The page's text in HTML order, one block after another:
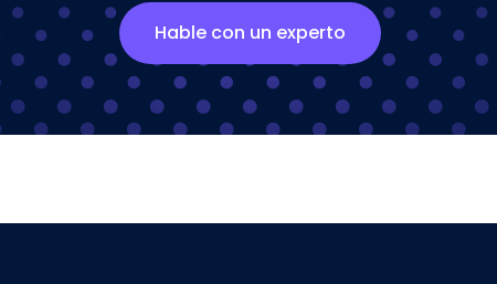
Hable con un experto